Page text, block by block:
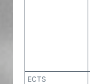
ECTS